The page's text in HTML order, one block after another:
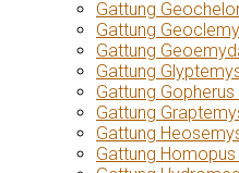
Gattung
Gattung
Gattung
Gattung
Gattung
Gattung
Gattung
Gattung